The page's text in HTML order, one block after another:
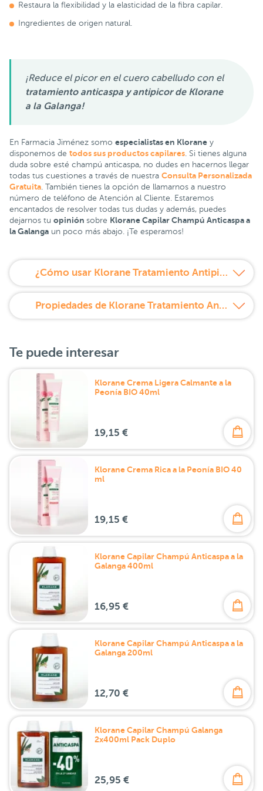
Restaura la flexibilidad y la elasticidad de la fibra capilar.
Ingredientes de origen natural.
¡Reduce el picor en el cuero cabelludo con el
tratamiento anticaspa y antipicor de Klorane
a la Galanga!
En Farmacia Jiménez somo especialistas en Klorane y
disponemos de todos sus productos capilares. Si tienes alguna
duda sobre esté champú anticaspa, no dudes en hacernos llegar
todas tus cuestiones a través de nuestra Consulta Personalizada
Gratuita. También tienes la opción de llamarnos a nuestro
número de teléfono de Atención al Cliente. Estaremos
encantados de resolver todas tus dudas y además, puedes
dejarnos tu opinión sobre Klorane Capilar Champú Anticaspa a
la Galanga un poco más abajo. ¡Te esperamos!
¿Cómo usar Klorane Tratamiento Antipicor y Anticaspa a la Galanga?
Propiedades de Klorane Tratamiento Antipicor y Anticaspa a la Galanga
Te puede interesar
Klorane Crema Ligera Calmante a la
Peonía BIO 40ml
19,15 €
Klorane Crema Rica a la Peonía BIO 40
ml
19,15 €
Klorane Capilar Champú Anticaspa a la
Galanga 400ml
16,95 €
Klorane Capilar Champú Anticaspa a la
Galanga 200ml
12,70 €
Klorane Capilar Champú Galanga
2x400ml Pack Duplo
25,95 €